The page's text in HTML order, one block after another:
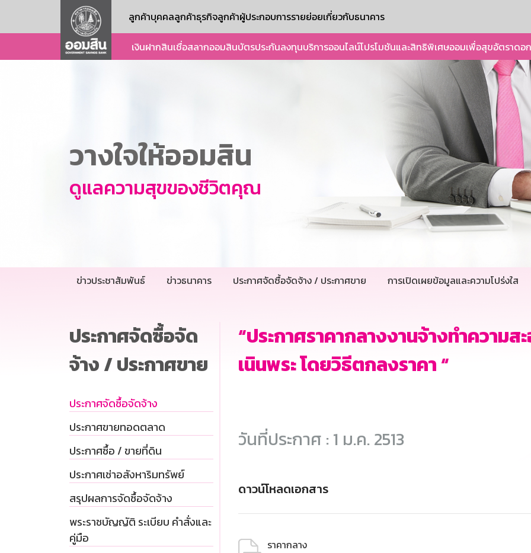
ลูกค้าบุคคลลูกค้าธุรกิจลูกค้าผู้ประกอบการรายย่อยเกี่ยวกับธนาคาร
เงินฝากสินเชื่อสลากออมสินบัตรประกันลงทุนบริการออนไลน์โปรโมชันและสิทธิพิเศษออมเพื่อสุขอัตราดอ
วางใจให้ออมสิน
ดูแลความสุขของชีวิตคุณ
ข่าวประชาสัมพันธ์ ข่าวธนาคาร ประกาศจัดซื้อจัดจ้าง / ประกาศขาย การเปิดเผยข้อมูลและความโปร่งใส
ประกาศจัดซื้อจัด
จ้าง / ประกาศขาย
ประกาศจัดซื้อจัดจ้าง
ประกาศขายทอดตลาด
ประกาศซื้อ / ขายที่ดิน
ประกาศเช่าอสังหาริมทรัพย์
สรุปผลการจัดซื้อจัดจ้าง
พระราชบัญญัติ ระเบียบ คำสั่งและ
คู่มือ
“ประกาศราคากลางงานจ้างทำความ
เนินพระ โดยวิธีตกลงราคา “
วันที่ประกาศ : 1 ม.ค. 2513
ดาวน์โหลดเอกสาร
ราคากลาง